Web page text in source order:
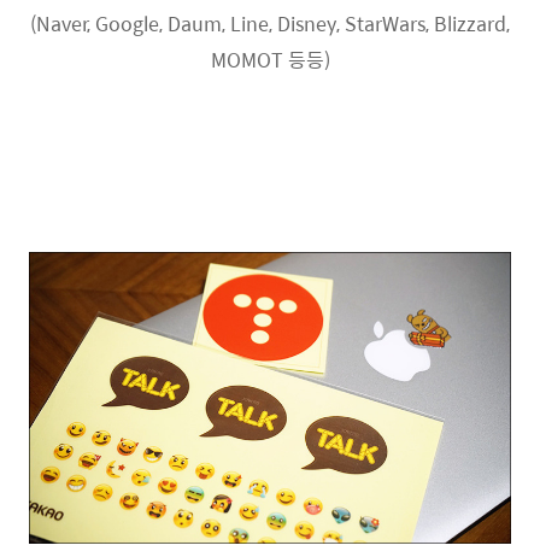
(Naver, Google, Daum, Line, Disney, StarWars, Blizzard,
MOMOT 등등)